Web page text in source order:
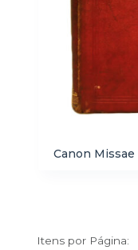
Canon Missae
Itens por Página: